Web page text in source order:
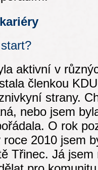
aktivní v
členkou
strany.
nebo jsem
O rok
2010 jsem
Třinec. Já